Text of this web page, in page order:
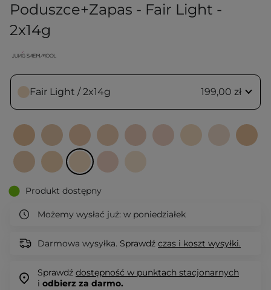
Poduszce+Zapas - Fair Light -
2x14g
Fair Light / 2x14g 199,00 zł
Produkt dostępny
Możemy wysłać już: w poniedziałek
Darmowa wysyłka. Sprawdź czas i koszt wysyłki.
Sprawdź dostępność w punktach stacjonarnych
i odbierz za darmo.